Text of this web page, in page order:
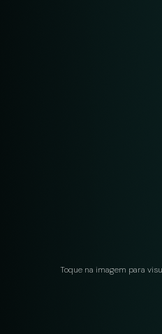
Toque na imagem para